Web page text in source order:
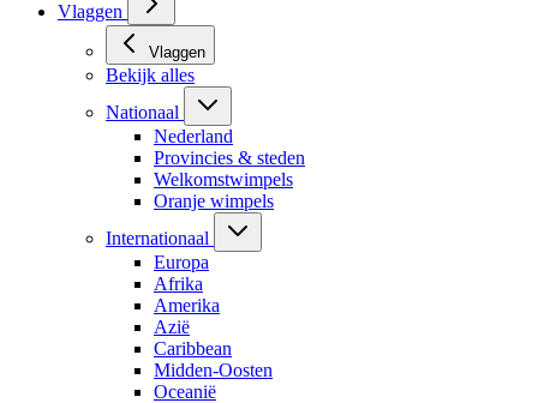
Vlaggen
Vlaggen
Bekijk alles
Nationaal
Nederland
Provincies & steden
Welkomstwimpels
Oranje wimpels
Internationaal
Europa
Afrika
Amerika
Azië
Caribbean
Midden-Oosten
Oceanië